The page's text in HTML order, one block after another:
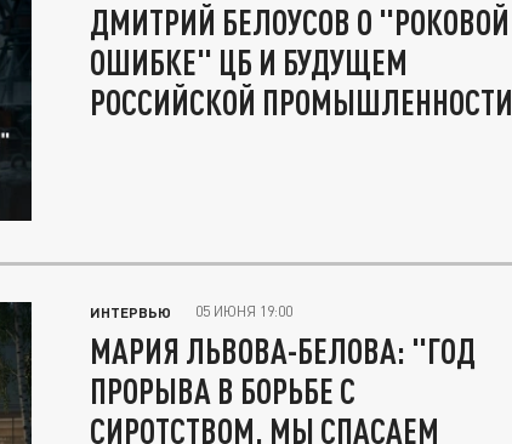
ДМИТРИЙ БЕЛОУСОВ О "РОКОВОЙ
ОШИБКЕ" ЦБ И БУДУЩЕМ
РОССИЙСКОЙ ПРОМЫШЛЕННОСТИ
ИНТЕРВЬЮ 05 ИЮНЯ 19:00
МАРИЯ ЛЬВОВА-БЕЛОВА: "ГОД
ПРОРЫВА В БОРЬБЕ С
СИРОТСТВОМ. МЫ СПАСАЕМ